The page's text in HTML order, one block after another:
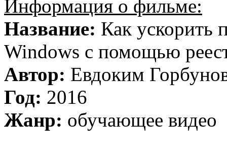
Информация о фильме:
Название: Как ускорить
Windows с помощью
Автор: Евдоким
Год: 2016
Жанр: обучающее видео